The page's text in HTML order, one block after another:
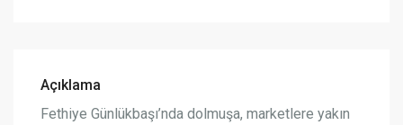
Açıklama
Fethiye Günlükbaşı’nda dolmuşa, marketlere yakın